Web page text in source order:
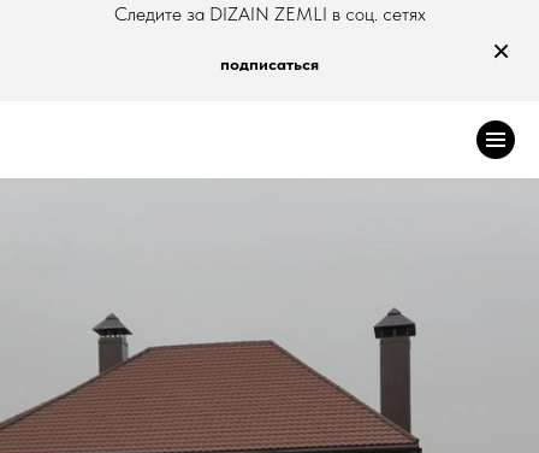
Следите за DIZAIN ZEMLI в соц. сетях
подписаться ×